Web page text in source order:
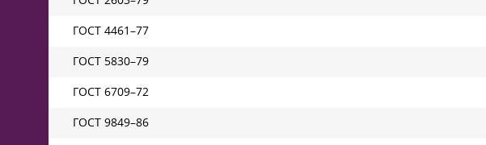
ГОСТ 4461–77
ГОСТ 5830–79
ГОСТ 6709–72
ГОСТ 9849–86